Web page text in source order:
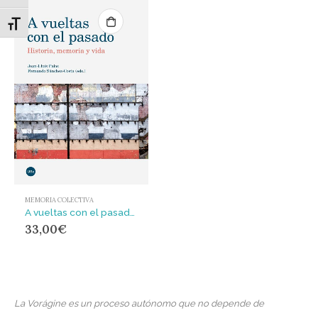
Alternar tamaño de letra
MEMORIA COLECTIVA
A vueltas con el pasado : Historia, memoria y vida
33,00€
La Vorágine es un proceso autónomo que no depende de